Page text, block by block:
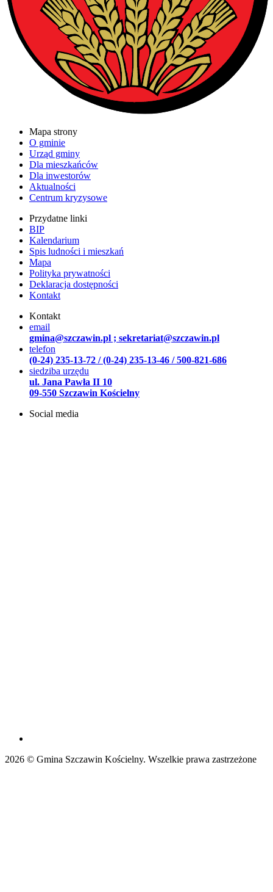
Mapa strony
O gminie
Urząd gminy
Dla mieszkańców
Dla inwestorów
Aktualności
Centrum kryzysowe
Przydatne linki
BIP
Kalendarium
Spis ludności i mieszkań
Mapa
Polityka prywatności
Deklaracja dostępności
Kontakt
Kontakt
email
gmina@szczawin.pl ; sekretariat@szczawin.pl
telefon
(0-24) 235-13-72 / (0-24) 235-13-46 / 500-821-686
siedziba urzędu
ul. Jana Pawła II 10
09-550 Szczawin Kościelny
Social media
2026 © Gmina Szczawin Kościelny. Wszelkie prawa zastrzeżone